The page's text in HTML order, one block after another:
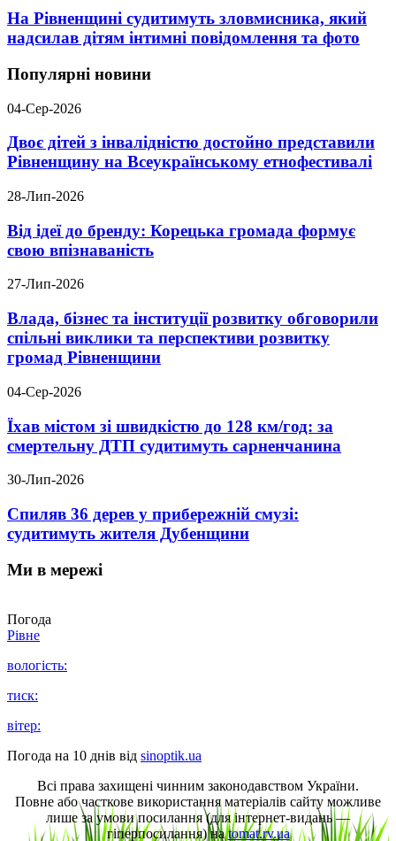
На Рівненщині судитимуть зловмисника, який
надсилав дітям інтимні повідомлення та фото
Популярні новини
04-Сер-2026
Двоє дітей з інвалідністю достойно представили
Рівненщину на Всеукраїнському етнофестивалі
28-Лип-2026
Від ідеї до бренду: Корецька громада формує
свою впізнаваність
27-Лип-2026
Влада, бізнес та інституції розвитку обговорили
спільні виклики та перспективи розвитку
громад Рівненщини
04-Сер-2026
Їхав містом зі швидкістю до 128 км/год: за
смертельну ДТП судитимуть сарненчанина
30-Лип-2026
Спиляв 36 дерев у прибережній смузі:
судитимуть жителя Дубенщини
Ми в мережі
Погода
Рівне
вологість:
тиск:
вітер:
Погода на 10 днів від sinoptik.ua
Всі права захищені чинним законодавством України.
Повне або часткове використання матеріалів сайту можливе
лише за умови посилання (для інтернет-видань —
гіперпосилання) наtomat.rv.ua